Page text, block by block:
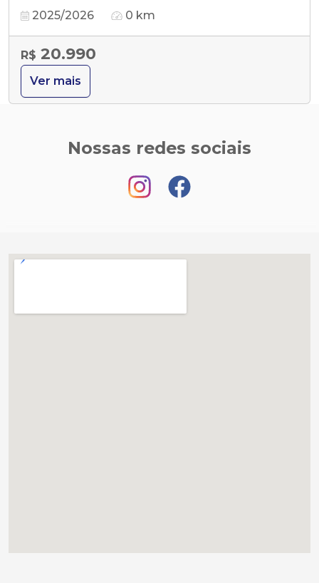
2025/2026 0 km
R$ 20.990
Ver mais
Nossas redes sociais